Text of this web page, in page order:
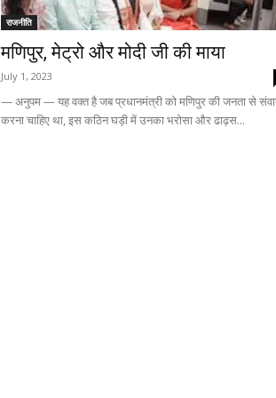
राजनीति
मणिपुर, मेट्रो और मोदी जी की माया
July 1, 2023
— अनुपम — यह वक्त है जब प्रधानमंत्री को मणिपुर की जनता से
करना चाहिए था, इस कठिन घड़ी में उनका भरोसा और ढाढ़स...